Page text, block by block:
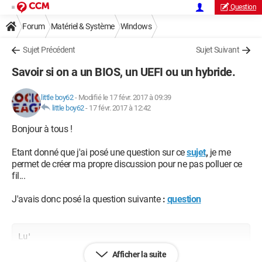
Question
Forum Matériel & Système Windows
Sujet Précédent Sujet Suivant
Savoir si on a un BIOS, un UEFI ou un hybride.
little boy62- Modifié le 17 févr. 2017 à 09:39
little boy62- 17 févr. 2017 à 12:42
Bonjour à tous !
Etant donné que j'ai posé une question sur cesujet, je me
permet de créer ma propre discussion pour ne pas polluer ce
fil...
J'avais donc posé la question suivante : question
Lu'
Afficher la suite